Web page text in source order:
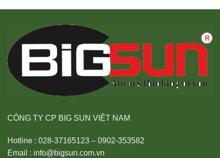
CÔNG TY CP BIG SUN VIỆT NAM
Hotline : 028-37165123 – 0902-353582
Email : info@bigsun.com.vn